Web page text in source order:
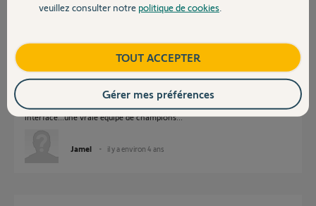
Contact
Bonjour, la maintenance prévu ce midi n'a rien apportée de mon côté!
Gianni L. il y a environ 4 ans
interface...une vraie équipe de champions...
Jamel il y a environ 4 ans
veuillez consulter notre politique de cookies
TOUT ACCEPTER
Gérer mes préférences